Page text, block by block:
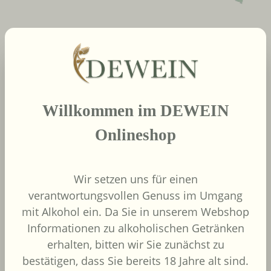
Produktgalerie überspringen
neue Produkte
African Pride Wines
- Forager Red -
Shiraz / Grenache
Grenache, Shiraz
Willkommen im DEWEIN
Onlineshop
Wir setzen uns für einen
verantwortungsvollen Genuss im Umgang
mit Alkohol ein. Da Sie in unserem Webshop
Informationen zu alkoholischen Getränken
erhalten, bitten wir Sie zunächst zu
bestätigen, dass Sie bereits 18 Jahre alt sind.